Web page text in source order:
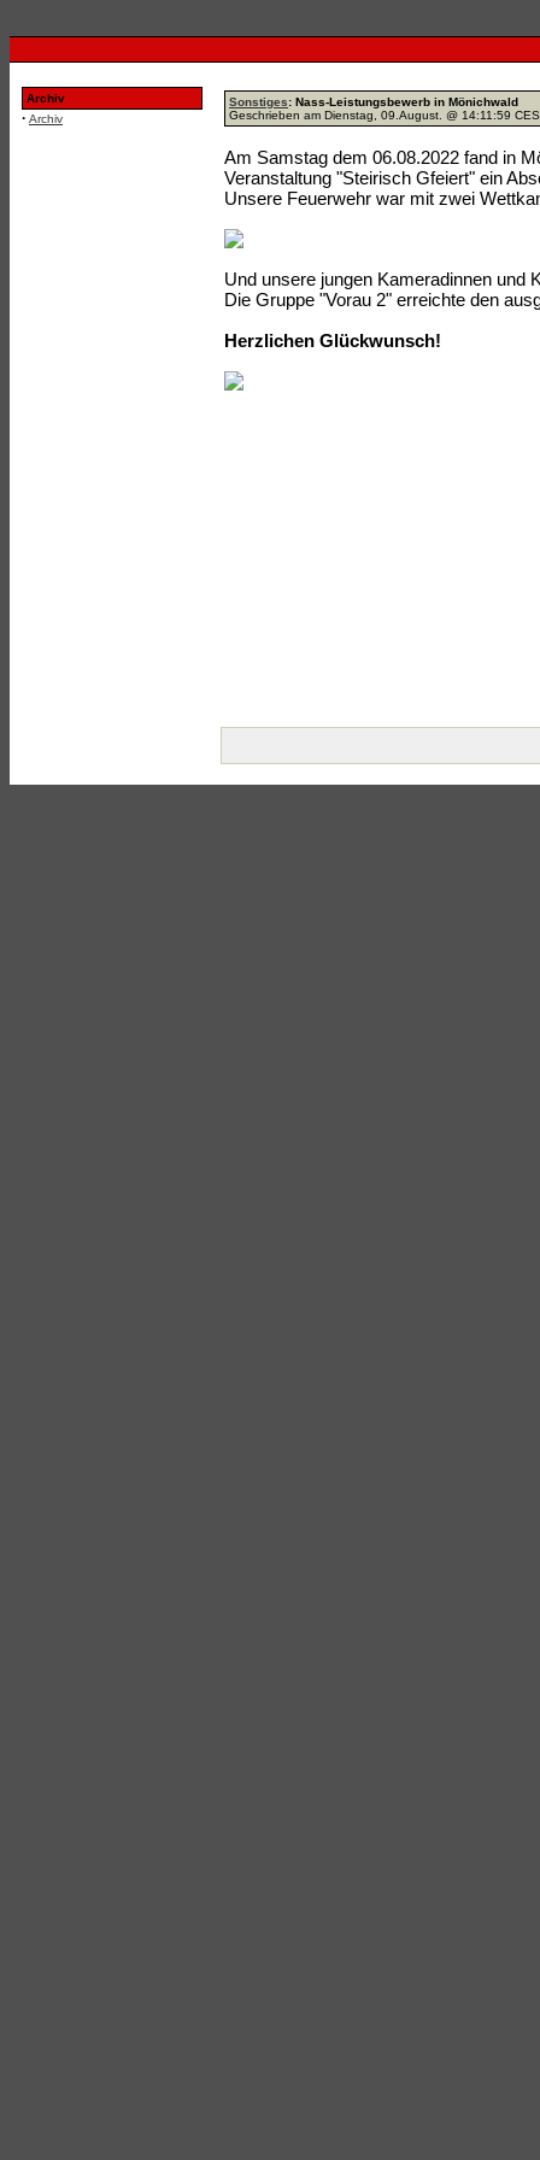
Archiv
· Archiv
Sonstiges: Nass-Leistungsbewerb in Mönichwald
Geschrieben am Dienstag, 09.August. @ 14:11:59
Am Samstag dem 06.08.2022 fand in
Veranstaltung "Steirisch Gfeiert" ein
Unsere Feuerwehr war mit zwei
Und unsere jungen Kameradinnen und
Die Gruppe "Vorau 2" erreichte den
Herzlichen Glückwunsch!